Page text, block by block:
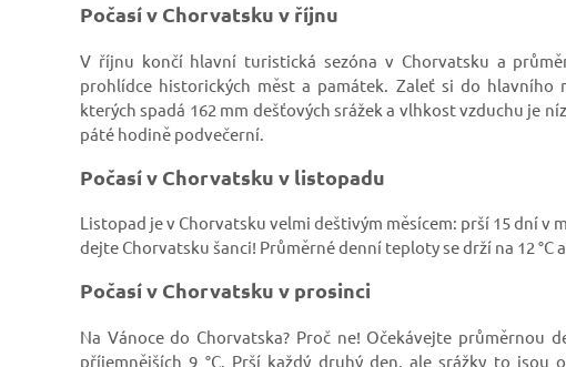
Počasí v Chorvatsku v říjnu
V říjnu končí hlavní turistická sezóna v Chorvatsku a
prohlídce historických měst a památek. Zaleť si do hlavního
kterých spadá 162 mm dešťových srážek a vlhkost vzduchu je
páté hodině podvečerní.
Počasí v Chorvatsku v listopadu
Listopad je v Chorvatsku velmi deštivým měsícem: prší 15 dní v
dejte Chorvatsku šanci! Průměrné denní teploty se drží na 12 °C
Počasí v Chorvatsku v prosinci
Na Vánoce do Chorvatska? Proč ne! Očekávejte průměrnou
příjemnějších 9 °C. Prší každý druhý den, ale srážky to